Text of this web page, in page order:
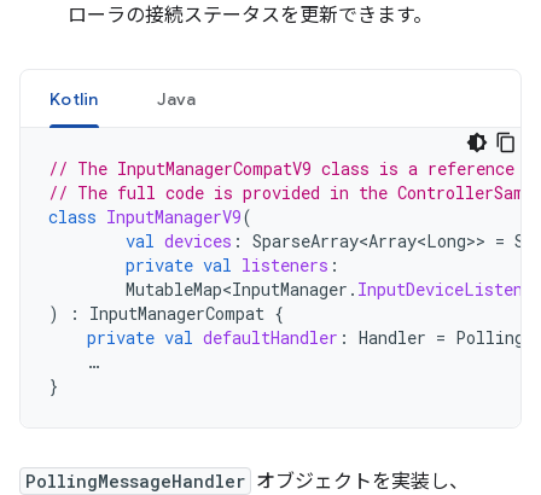
ローラの接続ステータスを更新できます。
Kotlin Java
// The InputManagerCompatV9 class is a reference
// The full code is provided in the
class InputManagerV9(
val devices : SparseArray<Array<Long>> =
private val listeners :
MutableMap<InputManager . InputDeviceListener
)
: InputManagerCompat {
private val defaultHandler : Handler =
…
}
PollingMessageHandler オブジェクトを実装し、